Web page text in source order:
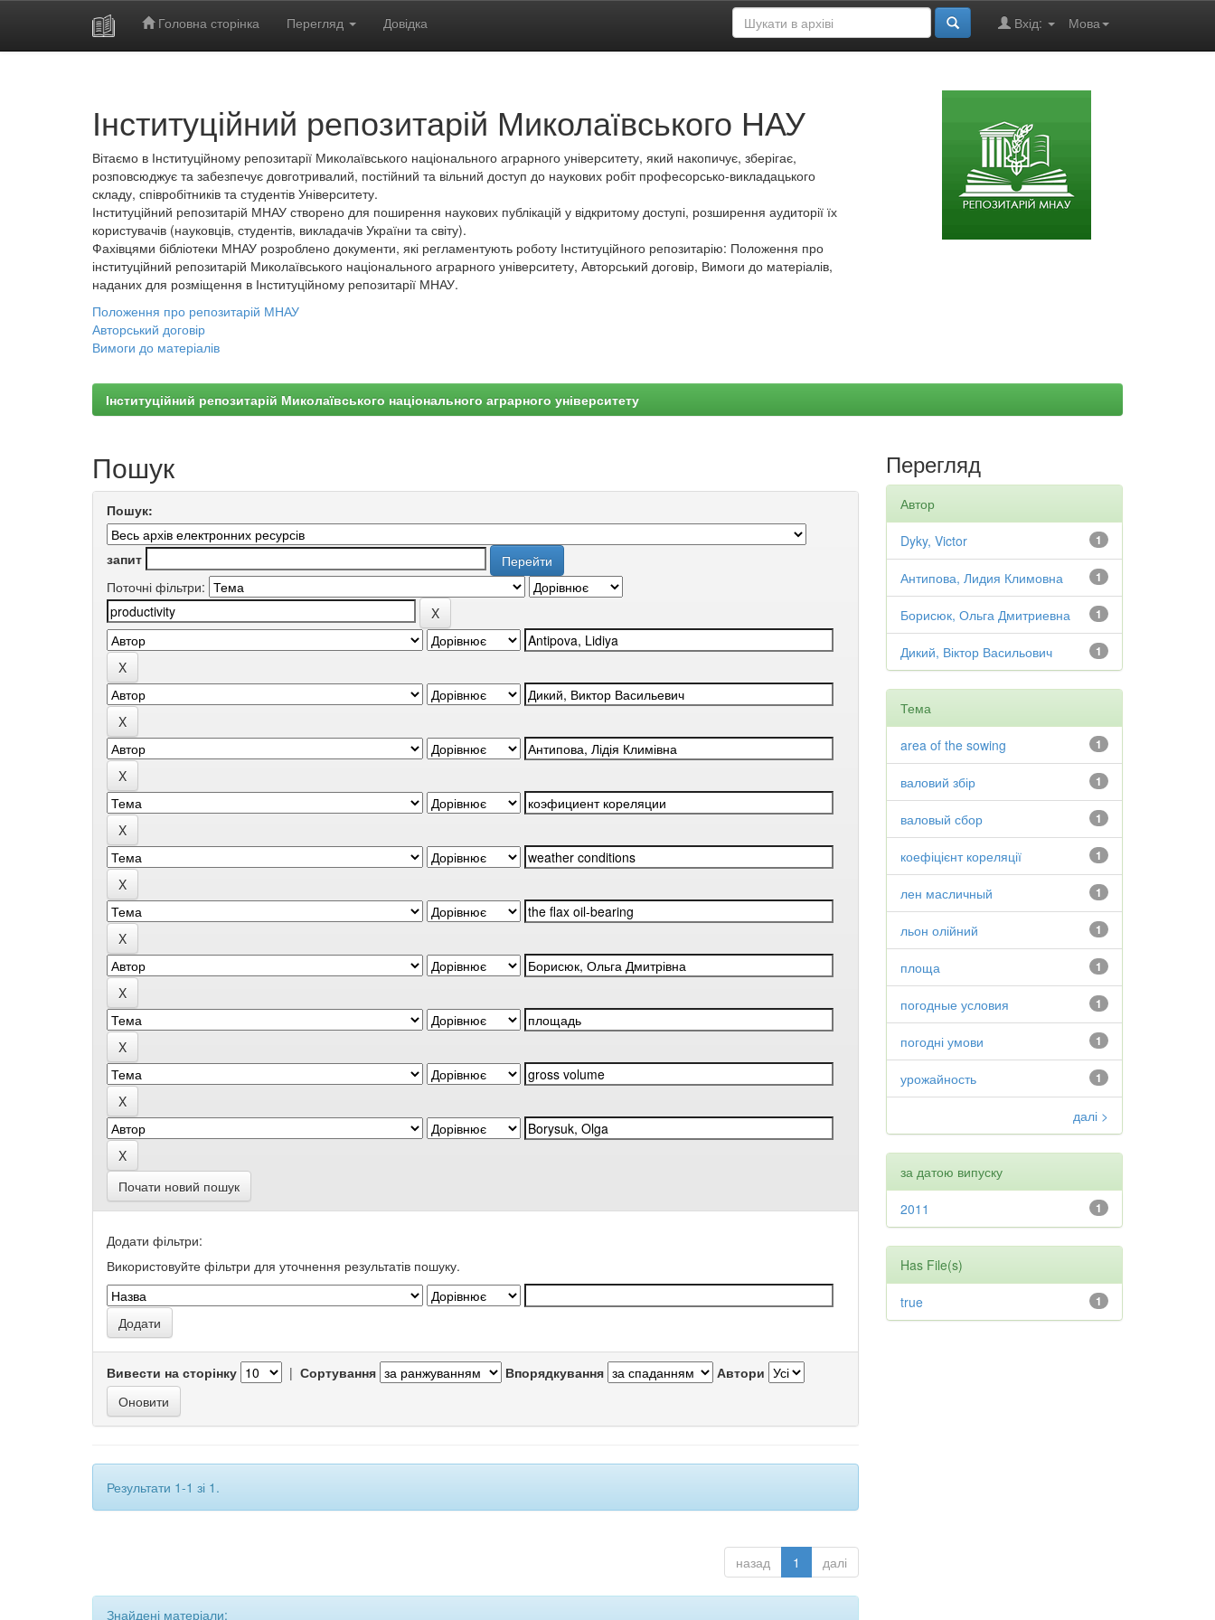
Головна сторінка Перегляд Довідка Мова
Вхід:
Інституційний репозитарій Миколаївського НАУ
Вітаємо в Інституційному репозитарії Миколаївського національного аграрного університету, який накопичує, зберігає,
розповсюджує та забезпечує довготривалий, постійний та вільний доступ до наукових робіт професорсько-викладацького
складу, співробітників та студентів Університету.
Інституційний репозитарій МНАУ створено для поширення наукових публікацій у відкритому доступі, розширення аудиторії їх
користувачів (науковців, студентів, викладачів України та світу).
Фахівцями бібліотеки МНАУ розроблено документи, які регламентують роботу Інституційного репозитарію: Положення про
інституційний репозитарій Миколаївського національного аграрного університету, Авторський договір, Вимоги до матеріалів,
наданих для розміщення в Інституційному репозитарії МНАУ.
Положення про репозитарій МНАУ
Авторський договір
Вимоги до матеріалів
Інституційний репозитарій Миколаївського національного аграрного університету
Пошук
Пошук:
запит
Поточні фільтри:
Почати новий пошук
Додати фільтри:
Використовуйте фільтри для уточнення результатів пошуку.
Вивести на сторінку | Сортування Впорядкування Автори
Результати 1-1 зі 1.
назад 1 далі
Знайдені матеріали:
Перегляд
Автор
1
Dyky, Victor
1
Антипова, Лидия Климовна
1
Борисюк, Ольга Дмитриевна
1
Дикий, Віктор Васильович
Тема
1
area of the sowing
1
валовий збір
1
валовый сбор
1
коефіцієнт кореляції
1
лен масличный
1
льон олійний
1
площа
1
погодные условия
1
погодні умови
1
урожайность
далі >
за датою випуску
1
2011
Has File(s)
1
true